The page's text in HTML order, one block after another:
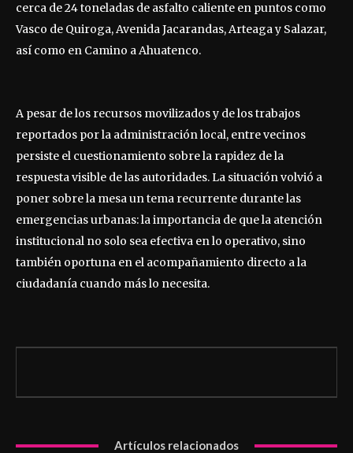
cerca de 24 toneladas de asfalto caliente en puntos como
Vasco de Quiroga, Avenida Jacarandas, Arteaga y Salazar,
así como en Camino a Ahuatenco.
A pesar de los recursos movilizados y de los trabajos
reportados por la administración local, entre vecinos
persiste el cuestionamiento sobre la rapidez de la
respuesta visible de las autoridades. La situación volvió a
poner sobre la mesa un tema recurrente durante las
emergencias urbanas: la importancia de que la atención
institucional no solo sea efectiva en lo operativo, sino
también oportuna en el acompañamiento directo a la
ciudadanía cuando más lo necesita.
Artículos relacionados